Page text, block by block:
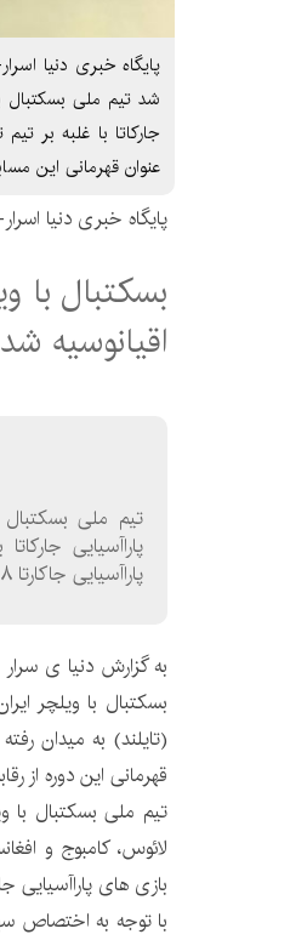
پایگاه خبری دنیا
شد تیم ملی بسکتبال
عنوان قهرمانی این
پایگاه خبری دنیا
بسکتبال با
اقیانوسیه شد
تیم ملی بسکتبال
پاراآسیایی
پاراآسیایی جاکارتا ۲۰۱۸، عنوان قهرمانی این مسابقات را به خود اختصاص داد.
به گزارش دنیا ی سرار
بسکتبال با ویلچر
قهرمانی این دوره از
تیم ملی بسکتبال با
بازی های پاراآسیایی جاکارتا ۲۰۱۸ را